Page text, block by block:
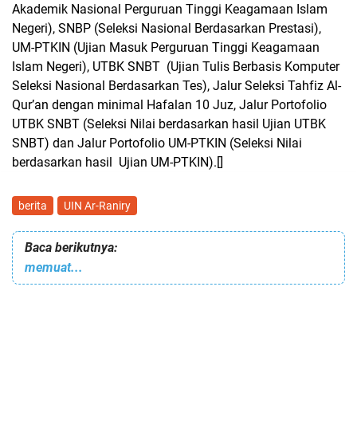
Akademik Nasional Perguruan Tinggi Keagamaan Islam
Negeri), SNBP (Seleksi Nasional Berdasarkan Prestasi),
UM-PTKIN (Ujian Masuk Perguruan Tinggi Keagamaan
Islam Negeri), UTBK SNBT (Ujian Tulis Berbasis Komputer
Seleksi Nasional Berdasarkan Tes), Jalur Seleksi Tahfiz Al-
Qur’an dengan minimal Hafalan 10 Juz, Jalur Portofolio
UTBK SNBT (Seleksi Nilai berdasarkan hasil Ujian UTBK
SNBT) dan Jalur Portofolio UM-PTKIN (Seleksi Nilai
berdasarkan hasil Ujian UM-PTKIN).[]
berita UIN Ar-Raniry
Baca berikutnya:
memuat...